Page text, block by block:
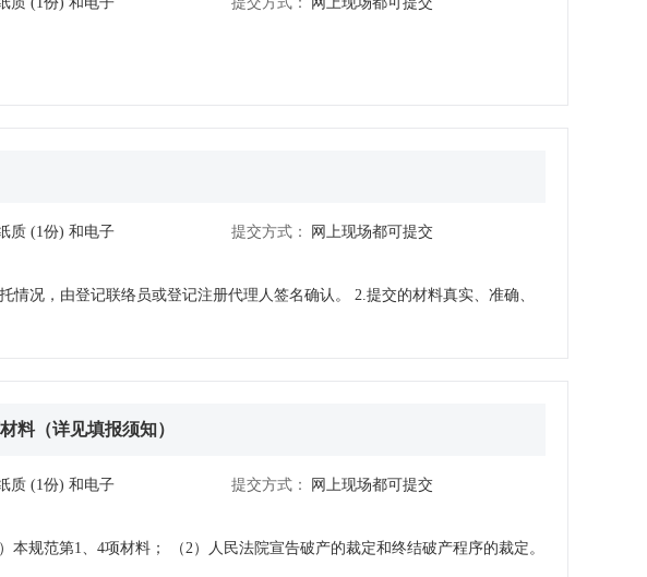
质 (1份) 和电子 提交方式：
网上现场都可提交
况，由登记联络员或登记注册代理人签名确认。 2.提交的材料真实、准确、
料（详见填报须知）
质 (1份) 和电子 提交方式：
网上现场都可提交
规范第1、4项材料； （2）人民法院宣告破产的裁定和终结破产程序的裁定。